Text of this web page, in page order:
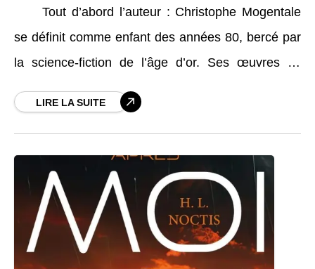
Tout d’abord l’auteur : Christophe Mogentale
se définit comme enfant des années 80, bercé par
la science-fiction de l’âge d’or. Ses œuvres se
conjuguent au futur proche, mais un futur sombre
LIRE LA SUITE